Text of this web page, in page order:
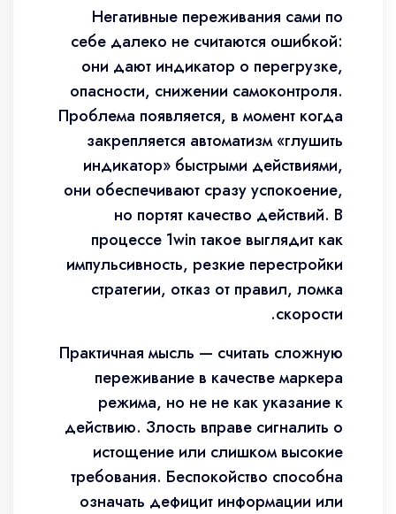
Негативные переживания сами по
себе далеко не считаются ошибкой:
они дают индикатор о перегрузке,
опасности, снижении самоконтроля.
Проблема появляется, в момент когда
закрепляется автоматизм «глушить
индикатор» быстрыми действиями,
они обеспечивают сразу успокоение,
но портят качество действий. В
процессе 1win такое выглядит как
импульсивность, резкие перестройки
стратегии, отказ от правил, ломка
скорости.
Практичная мысль — считать сложную
переживание в качестве маркера
режима, но не не как указание к
действию. Злость вправе сигналить о
истощение или слишком высокие
требования. Беспокойство способна
означать дефицит информации или